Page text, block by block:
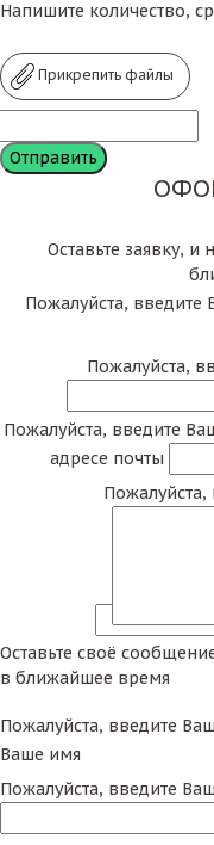
Напишите количество,
Прикрепить файлы
Оставьте заявку,
Пожалуйста, введите
Пожалуйста,
Пожалуйста, введите
адресе почты
Оставьте своё
в ближайшее время
Пожалуйста, введите
Ваше имя
Пожалуйста, введите